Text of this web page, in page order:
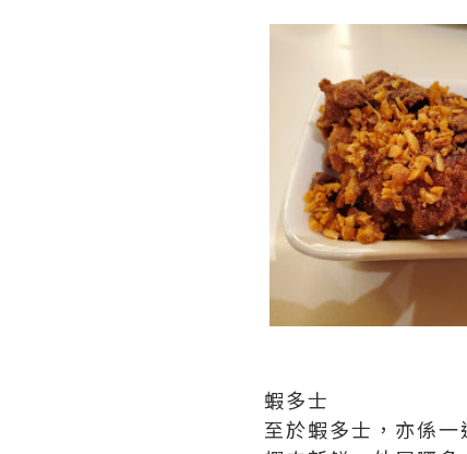
蝦多士
至於蝦多士，亦係一